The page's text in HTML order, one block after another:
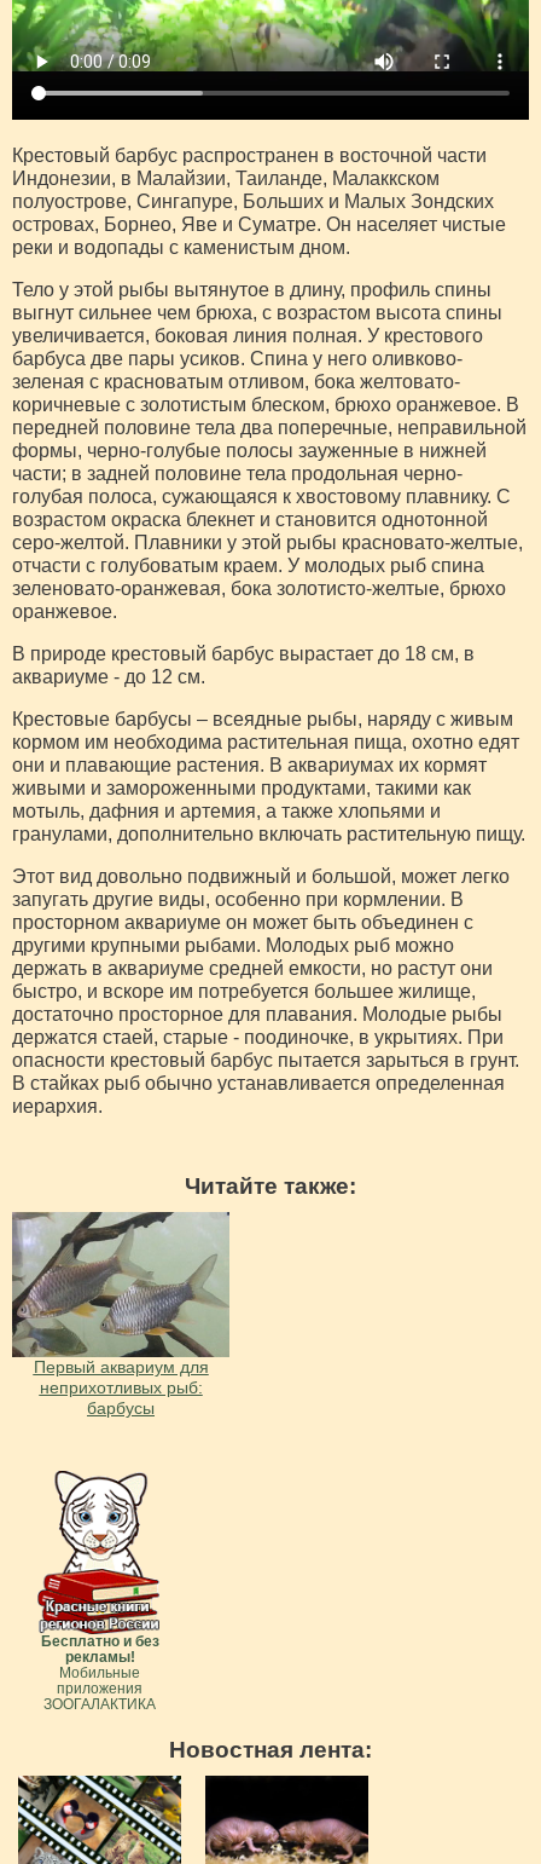
Крестовый барбус распространен в восточной части
Индонезии, в Малайзии, Таиланде, Малаккском
полуострове, Сингапуре, Больших и Малых Зондских
островах, Борнео, Яве и Суматре. Он населяет чистые
реки и водопады с каменистым дном.
Тело у этой рыбы вытянутое в длину, профиль спины
выгнут сильнее чем брюха, с возрастом высота спины
увеличивается, боковая линия полная. У крестового
барбуса две пары усиков. Спина у него оливково-
зеленая с красноватым отливом, бока желтовато-
коричневые с золотистым блеском, брюхо оранжевое. В
передней половине тела два поперечные, неправильной
формы, черно-голубые полосы зауженные в нижней
части; в задней половине тела продольная черно-
голубая полоса, сужающаяся к хвостовому плавнику. С
возрастом окраска блекнет и становится однотонной
серо-желтой. Плавники у этой рыбы красновато-желтые,
отчасти с голубоватым краем. У молодых рыб спина
зеленовато-оранжевая, бока золотисто-желтые, брюхо
оранжевое.
В природе крестовый барбус вырастает до 18 см, в
аквариуме - до 12 см.
Крестовые барбусы – всеядные рыбы, наряду с живым
кормом им необходима растительная пища, охотно едят
они и плавающие растения. В аквариумах их кормят
живыми и замороженными продуктами, такими как
мотыль, дафния и артемия, а также хлопьями и
гранулами, дополнительно включать растительную пищу.
Этот вид довольно подвижный и большой, может легко
запугать другие виды, особенно при кормлении. В
просторном аквариуме он может быть объединен с
другими крупными рыбами. Молодых рыб можно
держать в аквариуме средней емкости, но растут они
быстро, и вскоре им потребуется большее жилище,
достаточно просторное для плавания. Молодые рыбы
держатся стаей, старые - поодиночке, в укрытиях. При
опасности крестовый барбус пытается зарыться в грунт.
В стайках рыб обычно устанавливается определенная
иерархия.
Читайте также:
Первый аквариум для
неприхотливых рыб:
барбусы
Бесплатно и без
рекламы!
Мобильные
приложения
ЗООГАЛАКТИКА
Новостная лента: